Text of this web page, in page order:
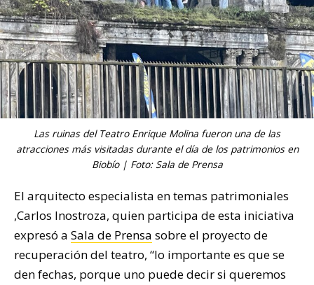
Las ruinas del Teatro Enrique Molina fueron una de las
atracciones más visitadas durante el día de los patrimonios en
Biobío | Foto: Sala de Prensa
El arquitecto especialista en temas patrimoniales
,Carlos Inostroza, quien participa de esta iniciativa
expresó a Sala de Prensa sobre el proyecto de
recuperación del teatro, “lo importante es que se
den fechas, porque uno puede decir si queremos